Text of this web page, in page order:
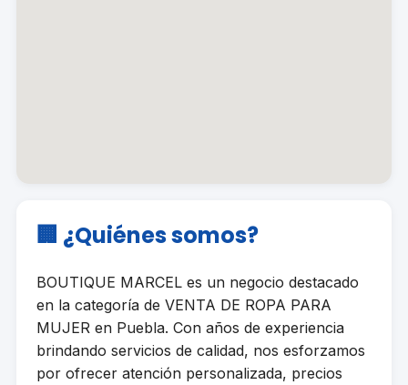
🏢 ¿Quiénes somos?
BOUTIQUE MARCEL es un negocio destacado
en la categoría de VENTA DE ROPA PARA
MUJER en Puebla. Con años de experiencia
brindando servicios de calidad, nos esforzamos
por ofrecer atención personalizada, precios